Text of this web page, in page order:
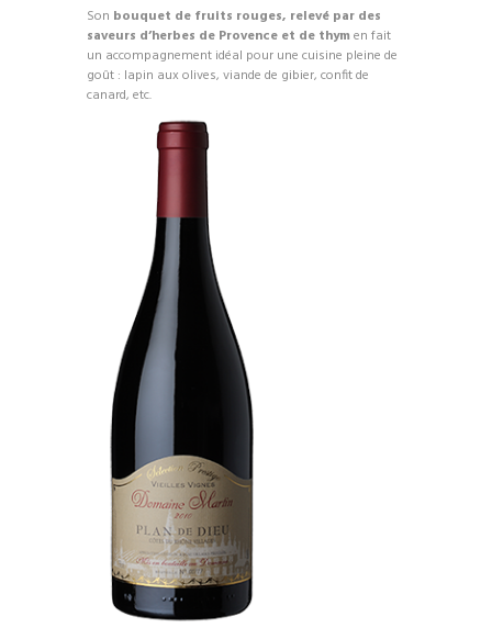
Son bouquet de fruits rouges, relevé par des
saveurs d’herbes de Provence et de thym en fait
un accompagnement idéal pour une cuisine pleine de
goût : lapin aux olives, viande de gibier, confit de
canard, etc.